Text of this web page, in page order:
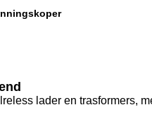
lader en trasformers,